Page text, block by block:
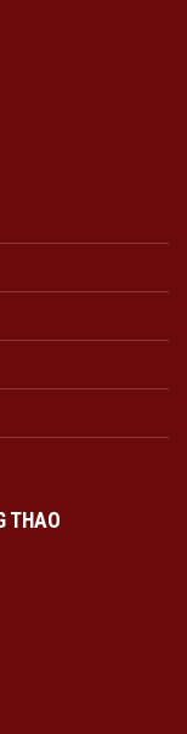
THAO